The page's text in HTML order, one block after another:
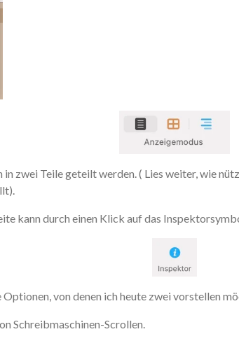
zwei Teile geteilt werden. ( Lies weiter, wie
kann durch einen Klick auf das
von denen ich heute zwei vorstellen
Schreibmaschinen-Scrollen.